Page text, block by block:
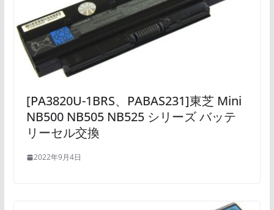
[PA3820U-1BRS、PABAS231]東芝 Mini
NB500 NB505 NB525 シリーズ バッテ
リーセル交換
2022年9月4日